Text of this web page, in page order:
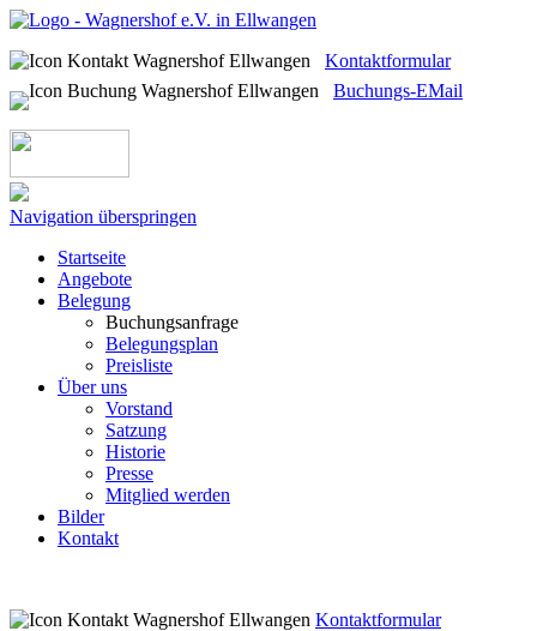
Kontaktformular
Buchungs-EMail
Navigation überspringen
Startseite
Angebote
Belegung
Buchungsanfrage
Belegungsplan
Preisliste
Über uns
Vorstand
Satzung
Historie
Presse
Mitglied werden
Bilder
Kontakt
Kontaktformular